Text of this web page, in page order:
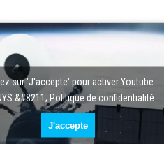
sur 'J'accepte' pour activer Youtube
&#8211; Politique de confidentialité
J'accepte